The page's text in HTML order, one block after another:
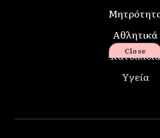
Αθλητικά
Κατοικίδια
Υγεία
Close